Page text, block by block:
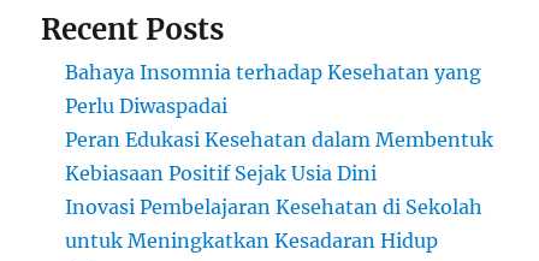
Recent Posts
Bahaya Insomnia terhadap Kesehatan yang
Perlu Diwaspadai
Peran Edukasi Kesehatan dalam Membentuk
Kebiasaan Positif Sejak Usia Dini
Inovasi Pembelajaran Kesehatan di Sekolah
untuk Meningkatkan Kesadaran Hidup